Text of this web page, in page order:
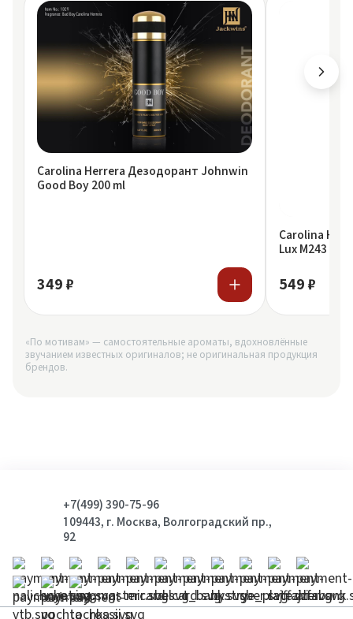
Carolina Herrera Дезодорант Johnwin
Good Boy 200 ml
349 ₽
Carolina
Lux M243
549 ₽
«По мотивам» — самостоятельные ароматы, вдохновлённые
звучанием известных оригиналов; не оригинальная продукция
брендов.
+7(499) 390-75-96
109443, г. Москва, Волгоградский пр.,
92